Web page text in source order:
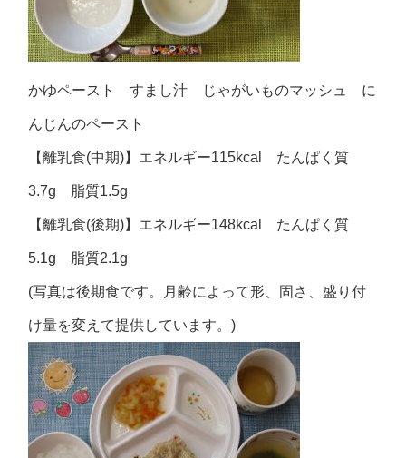
かゆペースト すまし汁 じゃがいものマッシュ に
んじんのペースト
【離乳食(中期)】エネルギー115kcal たんぱく質
3.7g 脂質1.5g
【離乳食(後期)】エネルギー148kcal たんぱく質
5.1g 脂質2.1g
(写真は後期食です。月齢によって形、固さ、盛り付
け量を変えて提供しています。)